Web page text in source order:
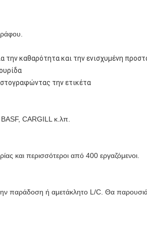
την καθαρότητα και την ενισχυμένη
την ετικέτα
CARGILL κ.λπ.
και περισσότεροι από 400 εργαζόμενοι.
παράδοση ή αμετάκλητο L/C. Θα